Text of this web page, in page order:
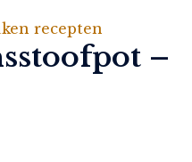
recepten
–